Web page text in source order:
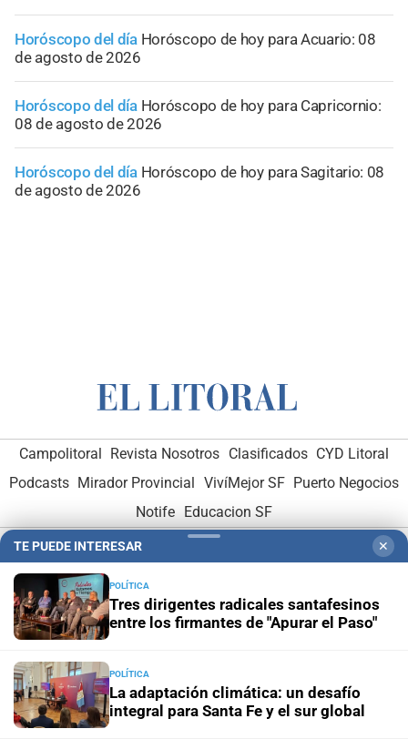
Horóscopo del día Horóscopo de hoy para Acuario: 08
de agosto de 2026
Horóscopo del día Horóscopo de hoy para Capricornio:
08 de agosto de 2026
Horóscopo del día Horóscopo de hoy para Sagitario: 08
de agosto de 2026
Campolitoral Revista Nosotros Clasificados CYD Litoral
Podcasts Mirador Provincial VivíMejor SF Puerto Negocios
Notife
Educacion SF
Administración y Publicidad
Opcionales con El Litoral-MediaKit
TE PUEDE INTERESAR ✕
POLÍTICA
Tres dirigentes radicales santafesinos
entre los firmantes de "Apurar el Paso"
POLÍTICA
La adaptación climática: un desafío
integral para Santa Fe y el sur global